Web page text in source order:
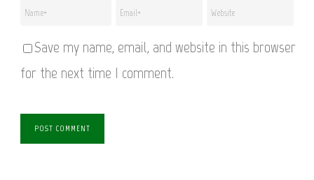
Save my name, email, and website in this browser
for the next time I comment.